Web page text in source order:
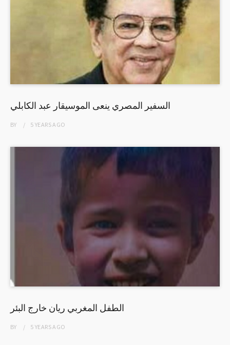
السفير المصري ينعى الموسيقار عبد الكابلي
BY 5 YEARSAGO
الطفل المغربي ريان خارج البئر
BY 5 YEARSAGO